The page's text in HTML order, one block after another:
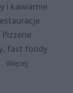
i kawiarnie
Pizzerie
fast foody
Więcej